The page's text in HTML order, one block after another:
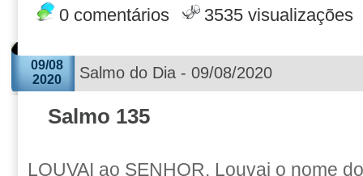
0 comentários 3535 visualizações
09/08
2020
Salmo do Dia - 09/08/2020
Salmo 135
LOUVAI ao SENHOR. Louvai o nome